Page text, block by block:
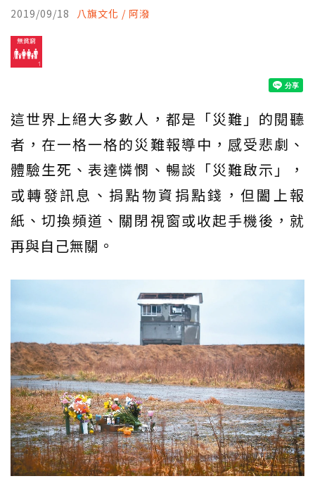
2019/09/18 八旗文化 / 阿潑
這世界上絕大多數人，都是「災難」的閱聽
者，在一格一格的災難報導中，感受悲劇、
體驗生死、表達憐憫、暢談「災難啟示」，
或轉發訊息、捐點物資捐點錢，但闔上報
紙、切換頻道、關閉視窗或收起手機後，就
再與自己無關。